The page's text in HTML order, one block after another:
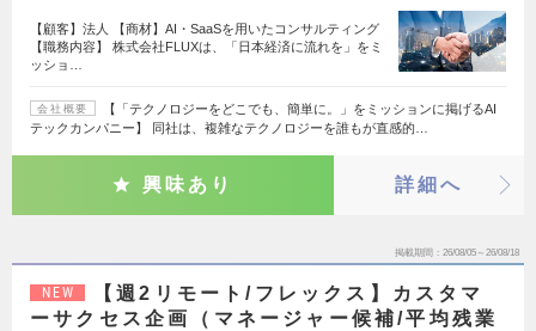
【顧客】法人 【商材】AI・SaaSを用いたコンサルティング
【職務内容】 株式会社FLUXは、「日本経済に流れを」をミ
ッショ…
会社概要
【「テクノロジーをどこでも、簡単に。」をミッションに掲げるAI
テックカンパニー】 同社は、複雑なテクノロジーを誰もが直感的…
興味あり 詳細へ
掲載期間 26/08/05～26/08/18
NEW
【週2リモート/フレックス】カスタマ
ーサクセス企画（マネージャー候補/平均残業